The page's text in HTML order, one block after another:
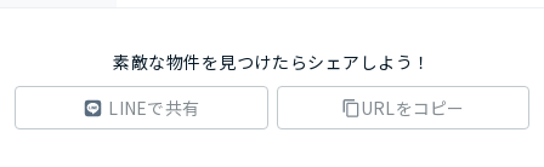
素敵な物件を見つけたらシェアしよう！
LINEで共有
URLをコピー